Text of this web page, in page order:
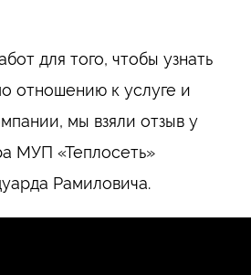
для того, чтобы узнать
отношению к услуге и
мы взяли отзыв у
МУП «Теплосеть»
Рамиловича.